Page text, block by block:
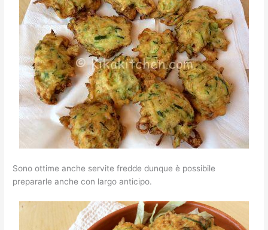
Sono ottime anche servite fredde dunque è possibile
prepararle anche con largo anticipo.